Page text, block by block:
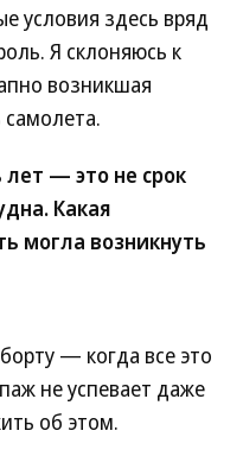
условия здесь вряд
Я склоняюсь к
возникшая
самолета.
— это не срок
Какая
могла возникнуть
— когда все это
не успевает даже
об этом.